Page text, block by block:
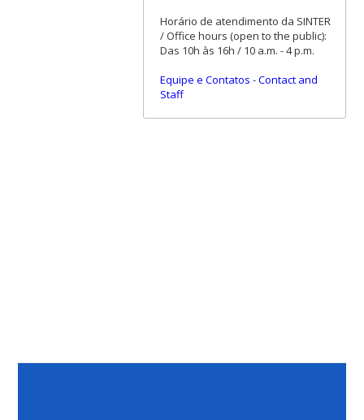
Horário de atendimento da SINTER
/ Office hours (open to the public):
Das 10h às 16h / 10 a.m. - 4 p.m.
Equipe e Contatos -Contact and
Staff